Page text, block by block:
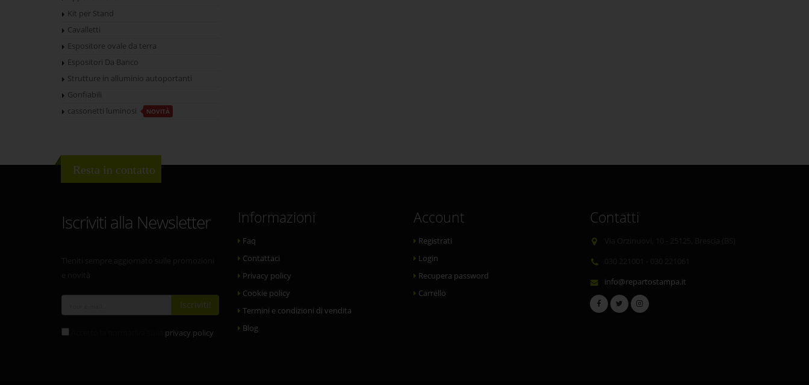
Kit per Stand
Cavalletti
Espositore ovale da terra
Espositori Da Banco
Strutture in alluminio autoportanti
Gonfiabili
cassonetti luminosi
NOVITÀ
Resta in contatto
Iscriviti alla Newsletter
Iscriviti!
privacy policy
Informazioni
Faq
Contattaci
Privacy policy
Cookie policy
Termini e condizioni di vendita
Blog
Account
Registrati
Login
Recupera password
Carrello
Contatti
info@repartostampa.it